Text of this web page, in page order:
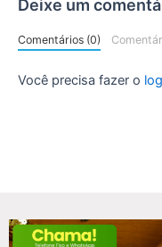
Deixe um
Comentários (0)
Você precisa fazer o